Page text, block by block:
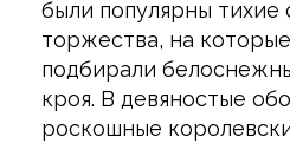
были популярны тихие
торжества, на
подбирали
кроя. В девяностые
роскошные